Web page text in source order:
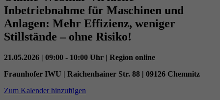
Inbetriebnahme für Maschinen und
Anlagen: Mehr Effizienz, weniger
Stillstände – ohne Risiko!
21.05.2026 | 09:00 - 10:00 Uhr | Region online
Fraunhofer IWU | Raichenhainer Str. 88 | 09126 Chemnitz
Zum Kalender hinzufügen
Zweck
Datenschutzeinstellungen der Nutzer auf der
Youtube-Plattform zu verfolgen und zu
erweitern.
Name YSC